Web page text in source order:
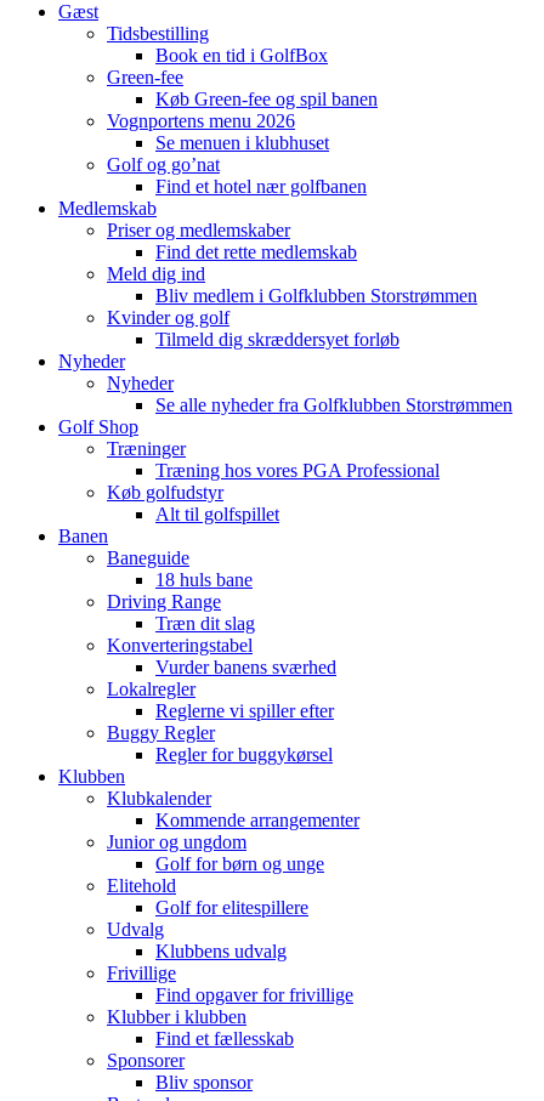
Gæst
Tidsbestilling
Book en tid i GolfBox
Green-fee
Køb Green-fee og spil banen
Vognportens menu 2026
Se menuen i klubhuset
Golf og go’nat
Find et hotel nær golfbanen
Medlemskab
Priser og medlemskaber
Find det rette medlemskab
Meld dig ind
Bliv medlem i Golfklubben Storstrømmen
Kvinder og golf
Tilmeld dig skræddersyet forløb
Nyheder
Nyheder
Se alle nyheder fra Golfklubben Storstrømmen
Golf Shop
Træninger
Træning hos vores PGA Professional
Køb golfudstyr
Alt til golfspillet
Banen
Baneguide
18 huls bane
Driving Range
Træn dit slag
Konverteringstabel
Vurder banens sværhed
Lokalregler
Reglerne vi spiller efter
Buggy Regler
Regler for buggykørsel
Klubben
Klubkalender
Kommende arrangementer
Junior og ungdom
Golf for børn og unge
Elitehold
Golf for elitespillere
Udvalg
Klubbens udvalg
Frivillige
Find opgaver for frivillige
Klubber i klubben
Find et fællesskab
Sponsorer
Bliv sponsor